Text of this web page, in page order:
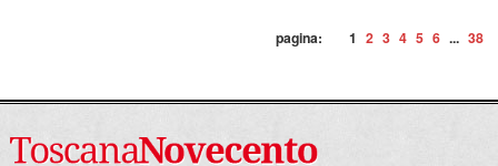
pagina: 1 2 3 4 5 6 ... 38